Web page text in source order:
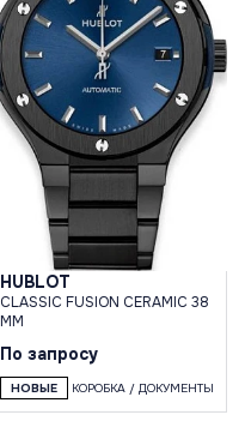
HUBLOT
CLASSIC FUSION CERAMIC 38
MM
По запросу
НОВЫЕ КОРОБКА / ДОКУМЕНТЫ